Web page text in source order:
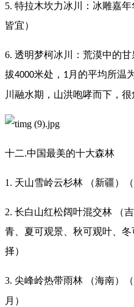
5. 特拉木坎力冰川：冰雕嘉
皆宜）
6. 透明梦柯冰川：荒漠中的
拔4000米处， 1月的平均所温
川融水期，山洪咆哮而下，很
十二.中国最美的十大森林
1. 天山雪岭云杉林 （新疆）
2. 长白山红松阔叶混交林 （
青、夏可观景、秋可观叶、
择）
3. 尖峰岭热带雨林 （海南）
月）